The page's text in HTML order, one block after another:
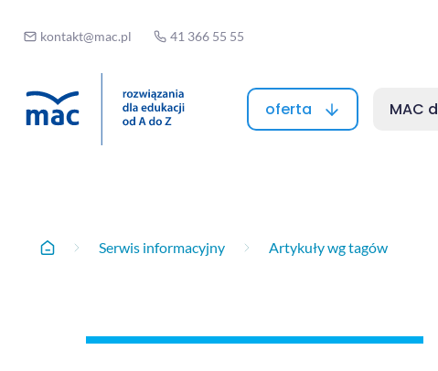
kontakt@mac.pl 41 366 55 55
oferta MAC
Serwis informacyjny Artykuły wg tagów